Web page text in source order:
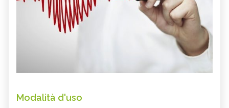
Modalità d'uso